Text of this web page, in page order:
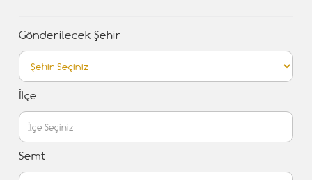
Gönderilecek Şehir
İlçe
Semt